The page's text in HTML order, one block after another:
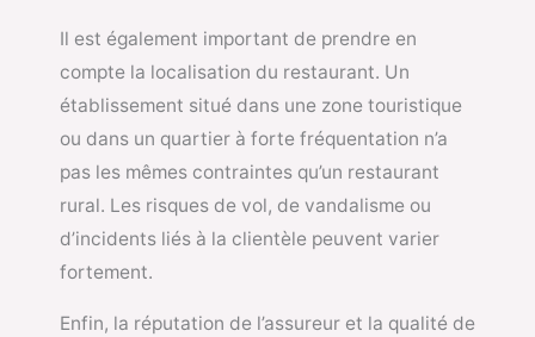
Il est également important de prendre en
compte la localisation du restaurant. Un
établissement situé dans une zone touristique
ou dans un quartier à forte fréquentation n’a
pas les mêmes contraintes qu’un restaurant
rural. Les risques de vol, de vandalisme ou
d’incidents liés à la clientèle peuvent varier
fortement.
Enfin, la réputation de l’assureur et la qualité de